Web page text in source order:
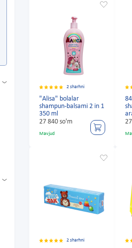
2 sharhni
"Alisa" bolalar
shampun-balsami 2 in 1
350 ml
27 840 so'm
Mavjud
2 sharhni